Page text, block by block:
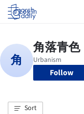
Log in
Follow
Sort